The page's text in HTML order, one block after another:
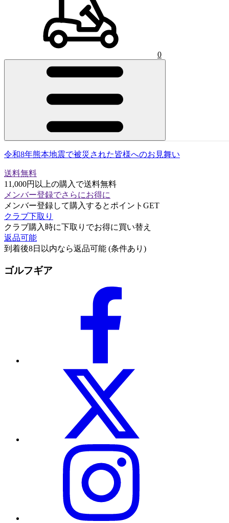
0
令和8年熊本地震で被災された皆様へのお見舞い
送料無料
11,000円以上の購入で送料無料
メンバー登録でさらにお得に
メンバー登録して購入するとポイントGET
クラブ下取り
クラブ購入時に下取りでお得に買い替え
返品可能
到着後8日以内なら返品可能 (条件あり)
ゴルフギア